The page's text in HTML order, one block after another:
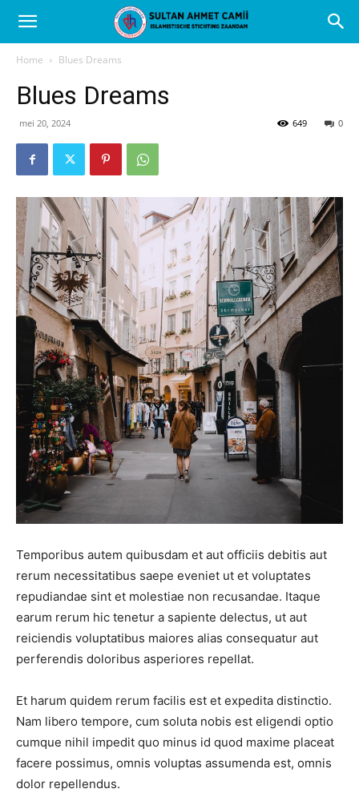
Home Blues Dreams
Blues Dreams
mei 20, 2024 0
649
Temporibus autem quibusdam et aut officiis debitis aut
rerum necessitatibus saepe eveniet ut et voluptates
repudiandae sint et molestiae non recusandae. Itaque
earum rerum hic tenetur a sapiente delectus, ut aut
reiciendis voluptatibus maiores alias consequatur aut
perferendis doloribus asperiores repellat.
Et harum quidem rerum facilis est et expedita distinctio.
Nam libero tempore, cum soluta nobis est eligendi optio
cumque nihil impedit quo minus id quod maxime placeat
facere possimus, omnis voluptas assumenda est, omnis
dolor repellendus.